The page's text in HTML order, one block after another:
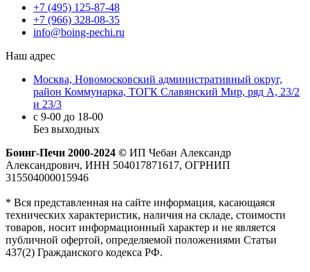
+7 (495) 125-87-48
+7 (966) 328-08-35
info@boing-pechi.ru
Наш адрес
Москва, Новомосковский административный округ,
район Коммунарка, ТОГК Славянский Мир, ряд А, 23/2
и 23/3
с 9-00 до 18-00
Без выходных
Боинг-Печи 2000-2024 © ИП Чебан Александр
Александрович, ИНН 504017871617, ОГРНИП
315504000015946
* Вся представленная на сайте информация, касающаяся
технических характеристик, наличия на складе, стоимости
товаров, носит информационный характер и не является
публичной офертой, определяемой положениями Статьи
437(2) Гражданского кодекса РФ.